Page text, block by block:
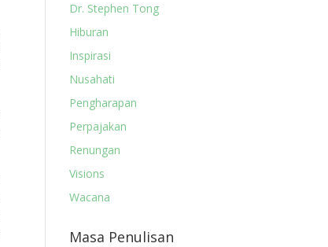
Dr. Stephen Tong
Hiburan
Inspirasi
Nusahati
Pengharapan
Perpajakan
Renungan
Visions
Wacana
Masa Penulisan